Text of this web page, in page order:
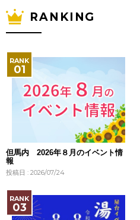
RANKING
但馬内 2026年８月のイベント情
報
投稿日 : 2026/07/24